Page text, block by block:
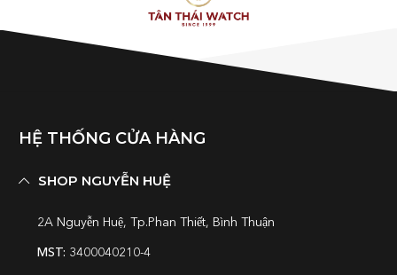
HỆ THỐNG CỬA HÀNG
SHOP NGUYỄN HUỆ
2A Nguyễn Huệ, Tp.Phan Thiết, Bình Thuận
MST: 3400040210-4